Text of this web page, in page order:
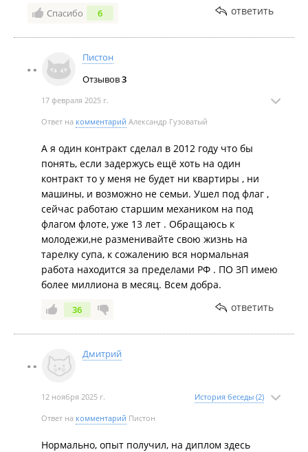
Спасибо 6 ответить
Пистон
Отзывов3
17 февраля 2025 г.
Ответ на комментарий Александр Гузоватый
А я один контракт сделал в 2012 году что бы
понять, если задержусь ещё хоть на один
контракт то у меня не будет ни квартиры , ни
машины, и возможно не семьи. Ушел под флаг ,
сейчас работаю старшим механиком на под
флагом флоте, уже 13 лет . Обращаюсь к
молодежи,не разменивайте свою жизнь на
тарелку супа, к сожалению вся нормальная
работа находится за пределами РФ . ПО ЗП имею
более миллиона в месяц. Всем добра.
36 ответить
Дмитрий
12 ноября 2025 г. История беседы (2)
Ответ на комментарий Пистон
Нормально, опыт получил, на диплом здесь